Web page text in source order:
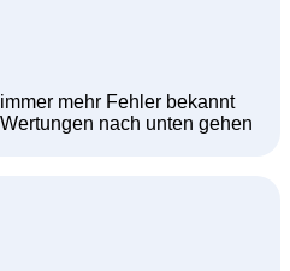
mehr Fehler bekannt
nach unten gehen